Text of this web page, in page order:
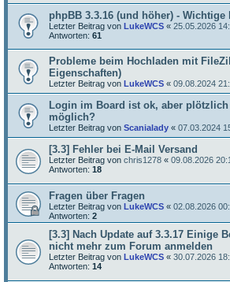
phpBB 3.3.16 (und höher) - Wichtige
Letzter Beitrag von LukeWCS « 25.05.2026
Antworten: 61
Probleme beim Hochladen mit
Eigenschaften)
Letzter Beitrag von LukeWCS « 09.08.2024
Login im Board ist ok, aber
möglich?
Letzter Beitrag von Scanialady « 07.03.2024
[3.3] Fehler bei E-Mail Versand
Letzter Beitrag von chris1278 « 09.08.2026
Antworten: 18
Fragen über Fragen
Letzter Beitrag von LukeWCS « 02.08.2026
Antworten: 2
[3.3] Nach Update auf 3.3.17 Einige
nicht mehr zum Forum anmelden
Letzter Beitrag von LukeWCS « 30.07.2026
Antworten: 14